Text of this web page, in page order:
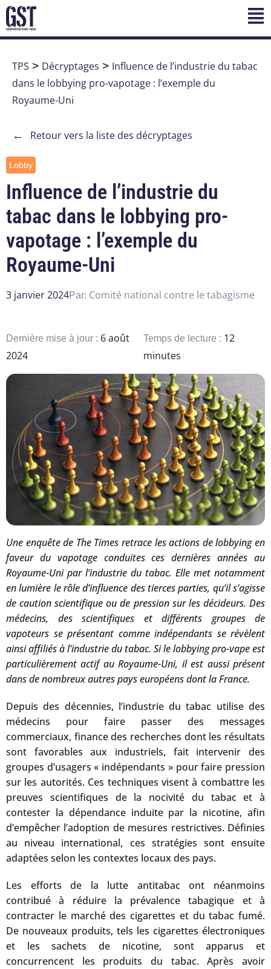
TPS > Décryptages > Influence de l’industrie du tabac
dans le lobbying pro-vapotage : l’exemple du
Royaume-Uni
← Retour vers la liste des décryptages
Lobby
Influence de l’industrie du
tabac dans le lobbying pro-
vapotage : l’exemple du
Royaume-Uni
3 janvier 2024Par: Comité national contre le tabagisme
Dernière mise à jour : 6 août
2024
Temps de lecture : 12
minutes
Une enquête de The Times retrace les actions de lobbying en
faveur du vapotage conduites ces dernières années au
Royaume-Uni par l’industrie du tabac. Elle met notamment
en lumière le rôle d’influence des tierces parties, qu’il s’agisse
de caution scientifique ou de pression sur les décideurs. Des
médecins, des scientifiques et différents groupes de
vapoteurs se présentant comme indépendants se révèlent
ainsi affiliés à l’industrie du tabac. Si le lobbying pro-vape est
particulièrement actif au Royaume-Uni, il est aussi présent
dans de nombreux autres pays européens dont la France.
Depuis des décennies, l’industrie du tabac utilise des
médecins pour faire passer des messages
commerciaux, finance des recherches dont les résultats
sont favorables aux industriels, fait intervenir des
groupes d’usagers « indépendants » pour faire pression
sur les autorités. Ces techniques visent à combattre les
preuves scientifiques de la nocivité du tabac et à
contester la dépendance induite par la nicotine, afin
d’empêcher l’adoption de mesures restrictives. Définies
au niveau international, ces stratégies sont ensuite
adaptées selon les contextes locaux des pays.
Les efforts de la lutte antitabac ont néanmoins
contribué à réduire la prévalence tabagique et à
contracter le marché des cigarettes et du tabac fumé.
De nouveaux produits, tels les cigarettes électroniques
et les sachets de nicotine, sont apparus et
concurrencent les produits du tabac. Après avoir